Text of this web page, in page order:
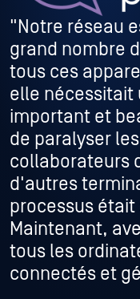
"Notre réseau
grand nombre
tous ces
elle nécessitait
important et
de paralyser
collaborateurs
d'autres
processus
Maintenant,
tous les
connectés et